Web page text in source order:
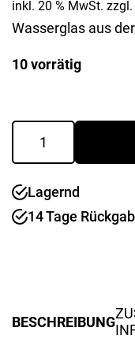
inkl. 20 % MwSt. zzgl.
Wasserglas aus
10 vorrätig
Wasserglas
"Vinum"
Menge
Lagernd
14 Tage
BESCHREIBUNG